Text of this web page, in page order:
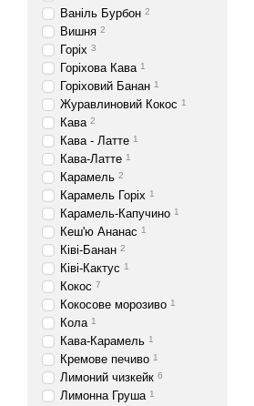
Ваніль Бурбон 2
Вишня 2
Горіх 3
Горіхова Кава 1
Горіховий Банан 1
Журавлиновий Кокос 1
Кава 2
Кава - Латте 1
Кава-Латте 1
Карамель 2
Карамель Горіх 1
Карамель-Капучино 1
Кеш'ю Ананас 1
Ківі-Банан 2
Ківі-Кактус 1
Кокос 7
Кокосове морозиво 1
Кола 1
Кава-Карамель 1
Кремове печиво 1
Лимоний чизкейк 6
Лимонна Груша 1